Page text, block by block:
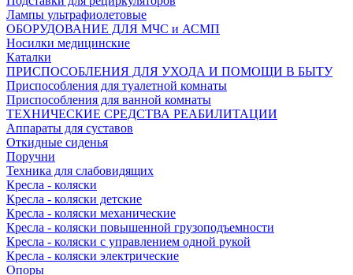
Лампы ультрафиолетовые
ОБОРУДОВАНИЕ ДЛЯ МЧС и АСМП
Носилки медицинские
Каталки
ПРИСПОСОБЛЕНИЯ ДЛЯ УХОДА И ПОМОЩИ В БЫТУ
Приспособления для туалетной комнаты
Приспособления для ванной комнаты
ТЕХНИЧЕСКИЕ СРЕДСТВА РЕАБИЛИТАЦИИ
Аппараты для суставов
Откидные сиденья
Поручни
Техника для слабовидящих
Кресла - коляски
Кресла - коляски детские
Кресла - коляски механические
Кресла - коляски повышенной грузоподъемности
Кресла - коляски с управлением одной рукой
Кресла - коляски электрические
Опоры